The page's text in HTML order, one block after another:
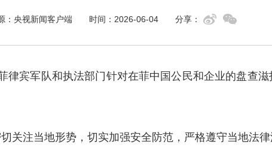
：央视新闻客户端 时间：2026-06-04 分享：
律宾军队和执法部门针对在菲中国公民和企业的盘查
注当地形势，切实加强安全防范，严格遵守当地法